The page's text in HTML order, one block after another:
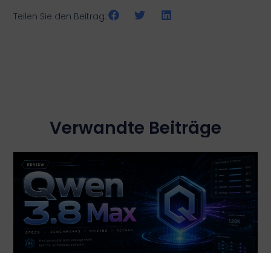
Teilen Sie den Beitrag:
Verwandte Beiträge